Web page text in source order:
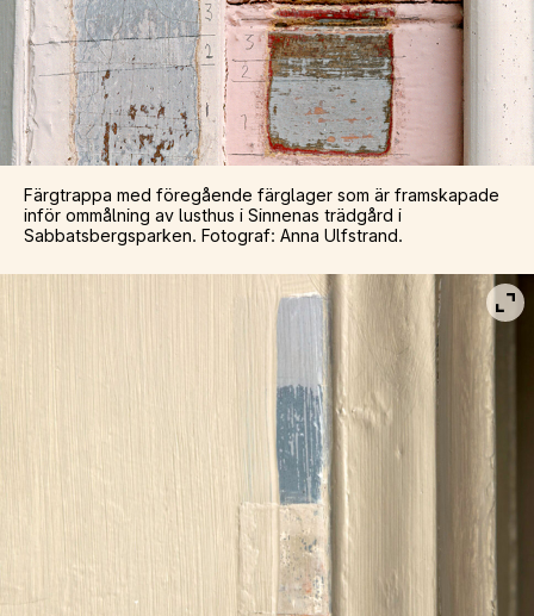
Färgtrappa med föregående färglager som är framskapade
inför ommålning av lusthus i Sinnenas trädgård i
Sabbatsbergsparken. Fotograf: Anna Ulfstrand.